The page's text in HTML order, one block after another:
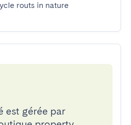
routs in nature
est gérée par